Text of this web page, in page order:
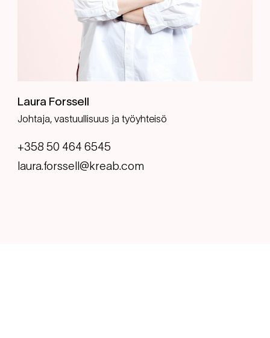
Laura Forssell
Johtaja, vastuullisuus ja työyhteisö
+358 50 464 6545
laura.forssell@kreab.com